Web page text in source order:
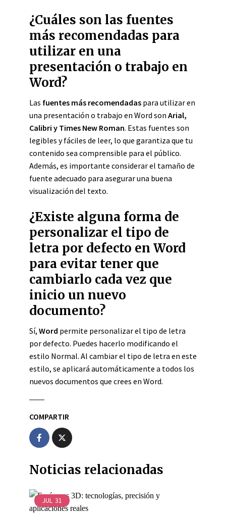
¿Cuáles son las fuentes
más recomendadas para
utilizar en una
presentación o trabajo en
Word?
Las fuentes más recomendadas para utilizar en
una presentación o trabajo en Word son Arial,
Calibri y Times New Roman. Estas fuentes son
legibles y fáciles de leer, lo que garantiza que tu
contenido sea comprensible para el público.
Además, es importante considerar el tamaño de
fuente adecuado para asegurar una buena
visualización del texto.
¿Existe alguna forma de
personalizar el tipo de
letra por defecto en Word
para evitar tener que
cambiarlo cada vez que
inicio un nuevo
documento?
Sí, Word permite personalizar el tipo de letra
por defecto. Puedes hacerlo modificando el
estilo Normal. Al cambiar el tipo de letra en este
estilo, se aplicará automáticamente a todos los
nuevos documentos que crees en Word.
COMPARTIR
Noticias relacionadas
JUL 31